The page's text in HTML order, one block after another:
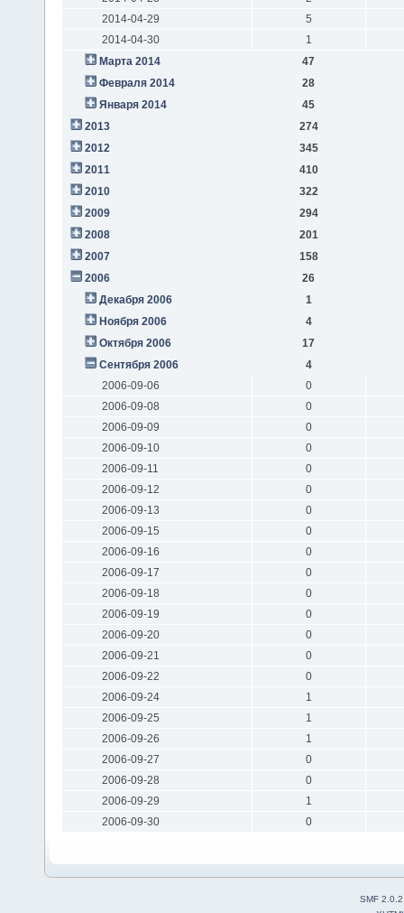
2014-04-29
5
2014-04-30
1
Марта 2014
47
Февраля 2014
28
Января 2014
45
2013
274
2012
345
2011
410
2010
322
2009
294
2008
201
2007
158
2006
26
Декабря 2006
1
Ноября 2006
4
Октября 2006
17
Сентября 2006
4
2006-09-06
0
2006-09-08
0
2006-09-09
0
2006-09-10
0
2006-09-11
0
2006-09-12
0
2006-09-13
0
2006-09-15
0
2006-09-16
0
2006-09-17
0
2006-09-18
0
2006-09-19
0
2006-09-20
0
2006-09-21
0
2006-09-22
0
2006-09-24
1
2006-09-25
1
2006-09-26
1
2006-09-27
0
2006-09-28
0
2006-09-29
1
2006-09-30
0
SMF 2.0.2